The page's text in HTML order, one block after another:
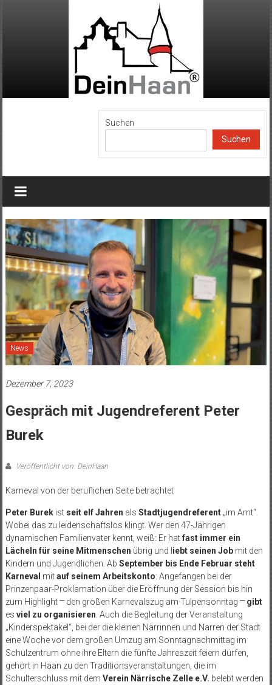
Suchen
Suchen
News
Dezember 7, 2023
Gespräch mit Jugendreferent Peter
Burek
Veröffentlicht von: DeinHaan
Karneval von der beruflichen Seite betrachtet
Peter Burekist seit elf Jahren als Stadtjugendreferent„im Amt“.
Wobei das zu leidenschaftslos klingt. Wer den 47-Jährigen
dynamischen Familienvater kennt, weiß: Er hatfast immer ein
Lächeln für seine Mitmenschen übrig und l iebt seinen Jobmit den
Kindern und Jugendlichen. Ab September bis Ende Februar steht
Karneval mitauf seinem Arbeitskonto: Angefangen bei der
Prinzenpaar-Proklamation über die Eröffnung der Session bis hin
zum Highlight⎻den großen Karnevalszug am Tulpensonntag ⎻ gibt
es viel zu organisieren . Auch die Begleitung der Veranstaltung
„Kinderspektakel“, bei der die kleinen Närrinnen und Narren der Stadt
eine Woche vor dem großen Umzug am Sonntagnachmittag im
Schulzentrum ohne ihre Eltern die fünfte Jahreszeit feiern dürfen,
gehört in Haan zu den Traditionsveranstaltungen, die im
Schulterschluss mit dem Verein Närrische Zelle e.V. belebt werden